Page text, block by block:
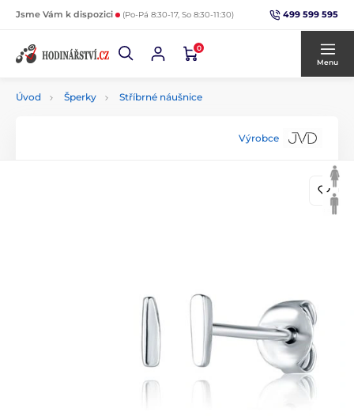
Jsme Vám k dispozici (Po-Pá 8:30-17, So 8:30-11:30) 499 599 595
0
Menu
Úvod Šperky Stříbrné náušnice
Výrobce